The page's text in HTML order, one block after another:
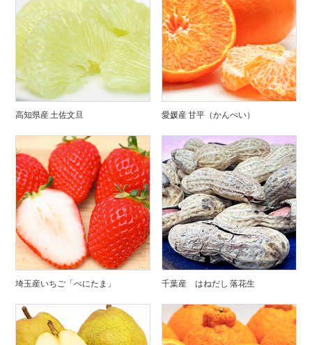
高知県産 土佐文旦 愛媛産 甘平（かんぺい）
埼玉産いちご「べにたま」 千葉産 はねだし 落花生